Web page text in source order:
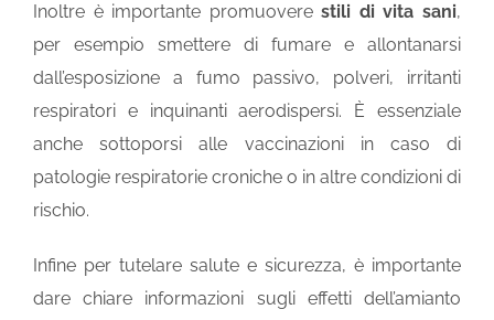
Inoltre è importante promuoverestili di vita sani,
per esempio smettere di fumare e allontanarsi
dall’esposizione a fumo passivo, polveri, irritanti
respiratori e inquinanti aerodispersi. È essenziale
anche sottoporsi alle vaccinazioni in caso di
patologie respiratorie croniche o in altre condizioni di
rischio.
Infine per tutelare salute e sicurezza, è importante
dare chiare informazioni sugli effetti dell’amianto